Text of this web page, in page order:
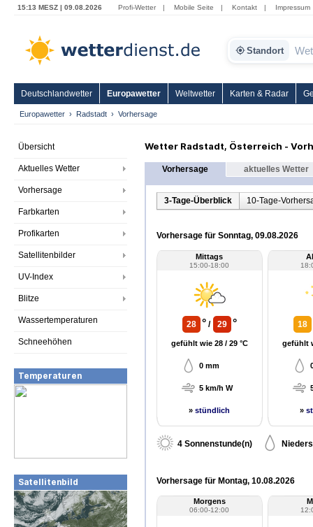
15:13 MESZ | 09.08.2026 Profi-Wetter | Mobile Seite | Kontakt | Impressum
Standort
Deutschlandwetter Europawetter Weltwetter Karten & Radar
Europawetter Radstadt Vorhersage
Übersicht
Aktuelles Wetter
Vorhersage
Farbkarten
Profikarten
Satellitenbilder
UV-Index
Blitze
Wassertemperaturen
Schneehöhen
Temperaturen
Satellitenbild
Wetter Radstadt, Österreich -
Vorhersage aktuelles Wetter
3-Tage-Überblick 10-Tage-
Vorhersage für Sonntag, 09.08.2026
Mittags
15:00-18:00
28 ° / 29 °
gefühlt wie 28 / 29 °C
0 mm
5 km/h W
»stündlich
18
gefühlt
»
4 Sonnenstunde(n)
Vorhersage für Montag, 10.08.2026
Morgens
06:00-12:00